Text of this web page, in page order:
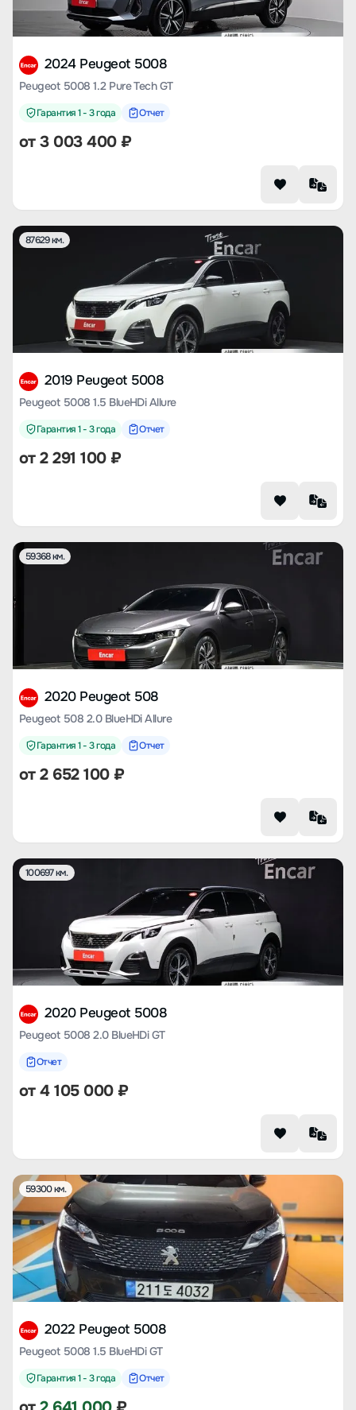
2024 Peugeot 5008
Peugeot 5008 1.2 Pure Tech GT
Гарантия 1 - 3 года Отчет
от3 003 400₽
87629 км.
2019 Peugeot 5008
Peugeot 5008 1.5 BlueHDi Allure
Гарантия 1 - 3 года Отчет
от2 291 100₽
59368 км.
2020 Peugeot 508
Peugeot 508 2.0 BlueHDi Allure
Гарантия 1 - 3 года Отчет
от2 652 100₽
100697 км.
2020 Peugeot 5008
Peugeot 5008 2.0 BlueHDi GT
Отчет
от4 105 000₽
59300 км.
2022 Peugeot 5008
Peugeot 5008 1.5 BlueHDi GT
Гарантия 1 - 3 года Отчет